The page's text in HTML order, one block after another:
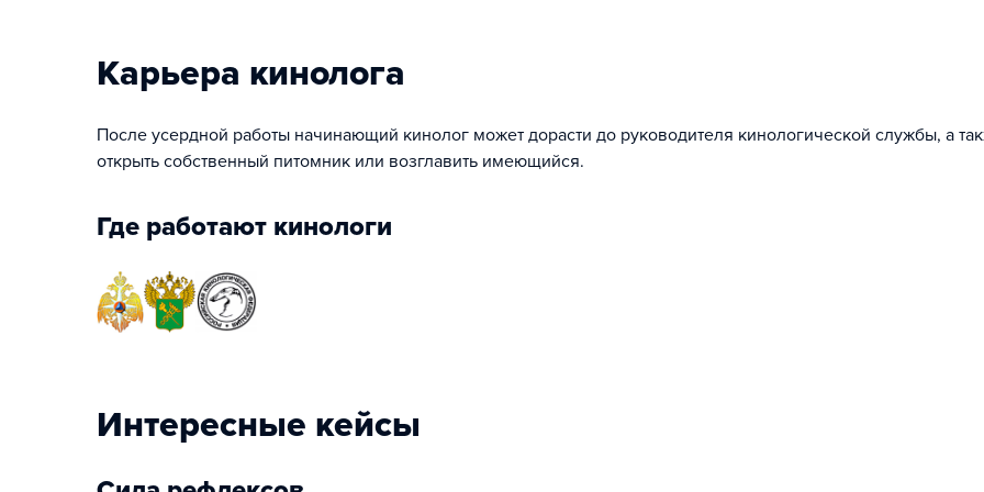
Карьера кинолога
После усердной работы начинающий кинолог может дорасти до руководителя кинологической службы, а
открыть собственный питомник или возглавить имеющийся.
Где работают кинологи
Интересные кейсы